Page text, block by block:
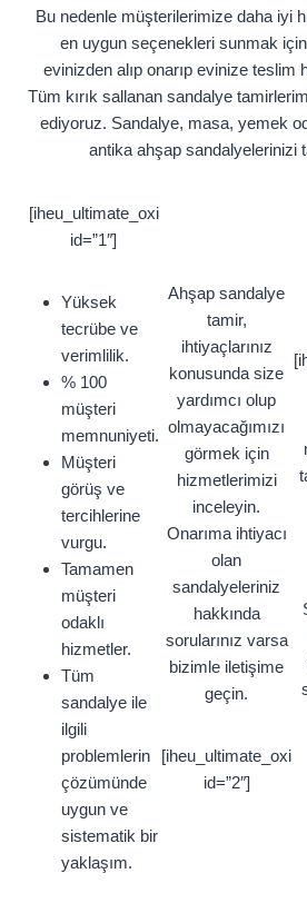
Bu nedenle müşterilerimize daha iyi
en uygun seçenekleri sunmak
evinizden alıp onarıp evinize teslim
Tüm kırık sallanan sandalye
ediyoruz. Sandalye, masa, yemek
antika ahşap sandalyelerinizi
[iheu_ultimate_oxi
id=”1″]
Yüksek
tecrübe ve
verimlilik.
% 100
müşteri
memnuniyeti.
Müşteri
görüş ve
tercihlerine
vurgu.
Tamamen
müşteri
odaklı
hizmetler.
Tüm
sandalye ile
ilgili
problemlerin
çözümünde
uygun ve
sistematik bir
yaklaşım.
Ahşap sandalye
tamir,
ihtiyaçlarınız
konusunda size
yardımcı olup
olmayacağımızı
görmek için
hizmetlerimizi
inceleyin.
Onarıma ihtiyacı
olan
sandalyeleriniz
hakkında
sorularınız varsa
bizimle iletişime
geçin.
[iheu_ultimate_oxi
id=”2″]